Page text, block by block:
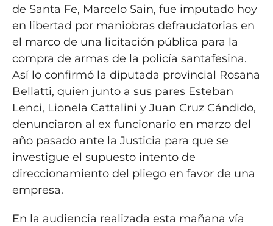
de Santa Fe, Marcelo Sain, fue imputado hoy
en libertad por maniobras defraudatorias en
el marco de una licitación pública para la
compra de armas de la policía santafesina.
Así lo confirmó la diputada provincial Rosana
Bellatti, quien junto a sus pares Esteban
Lenci, Lionela Cattalini y Juan Cruz Cándido,
denunciaron al ex funcionario en marzo del
año pasado ante la Justicia para que se
investigue el supuesto intento de
direccionamiento del pliego en favor de una
empresa.
En la audiencia realizada esta mañana vía